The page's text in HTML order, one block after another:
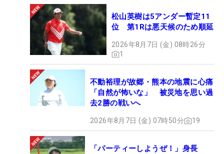
松山英樹は5アンダー暫定11
位 第1Rは悪天候のため順延
2026年8月7日 (金) 08時26分
1
不動裕理が故郷・熊本の地震に心痛
「自然が怖いな」 被災地を思い過
去2勝の戦いへ
2026年8月7日 (金) 07時50分 19
「パーティーしようぜ！」身長